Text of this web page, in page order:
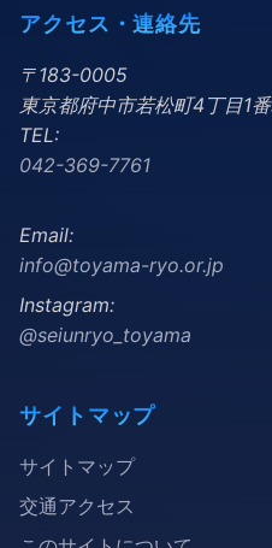
アクセス・連絡先
〒183-0005
東京都府中市若松町4丁目1
TEL:
042-369-7761
Email:
info@toyama-ryo.or.jp
Instagram:
@seiunryo_toyama
サイトマップ
サイトマップ
交通アクセス